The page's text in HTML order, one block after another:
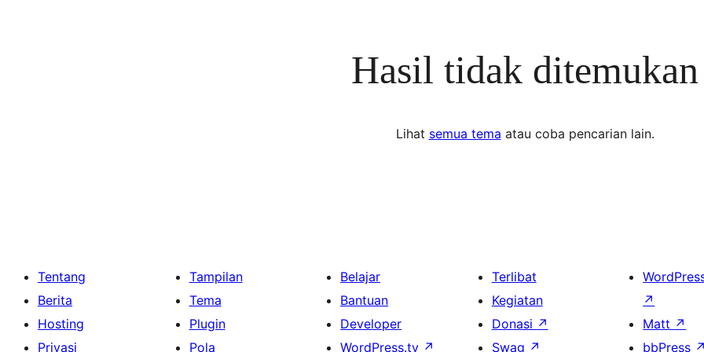
Hasil tidak ditemukan
Lihat semua tema atau coba pencarian lain.
Tentang
Berita
Hosting
Privasi
Tampilan
Tema
Plugin
Pola
Belajar
Bantuan
Developer
WordPress.tv ↗
Terlibat
Kegiatan
Donasi ↗
Swag ↗
↗
Matt ↗
bbPress ↗